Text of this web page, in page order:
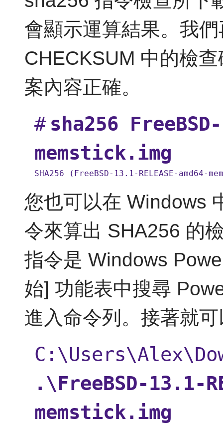
會顯示運算結果。我
CHECKSUM 中的檢
案內容正確。
# sha256
memstick.img
SHA256 (FreeBSD-13.1-RELEASE-
您也可以在 Windows
令來算出 SHA256 的
指令是 Windows
始] 功能表中搜尋
進入命令列。接著就
.\FreeBSD-13.1-
memstick.img